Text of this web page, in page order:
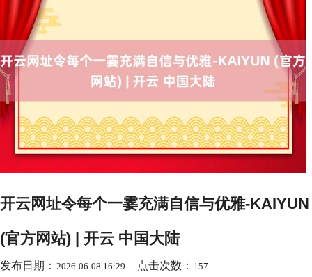
开云网址令每个一霎充满自信与优雅-KAIYUN
(官方网站) | 开云 中国大陆
发布日期： 2026-06-08 16:29 点击次数： 157